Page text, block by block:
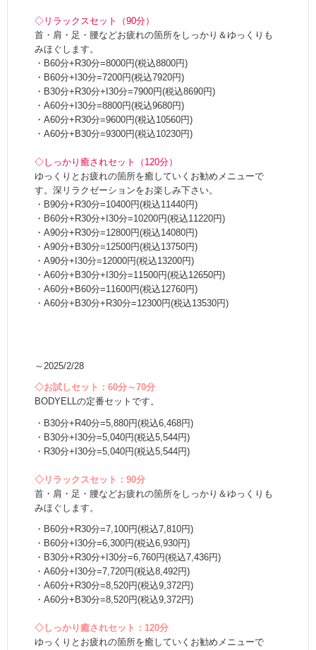
◇リラックスセット（90分）
首・肩・足・腰などお疲れの箇所をしっかり＆ゆっくりも
みほぐします。
・B60分+R30分=8000円(税込8800円)
・B60分+I30分=7200円(税込7920円)
・B30分+R30分+I30分=7900円(税込8690円)
・A60分+I30分=8800円(税込9680円)
・A60分+R30分=9600円(税込10560円)
・A60分+B30分=9300円(税込10230円)
◇しっかり癒されセット（120分）
ゆっくりとお疲れの箇所を癒していくお勧めメニューで
す。深リラクゼーションをお楽しみ下さい。
・B90分+R30分=10400円(税込11440円)
・B60分+R30分+I30分=10200円(税込11220円)
・A90分+R30分=12800円(税込14080円)
・A90分+B30分=12500円(税込13750円)
・A90分+I30分=12000円(税込13200円)
・A60分+B30分+I30分=11500円(税込12650円)
・A60分+B60分=11600円(税込12760円)
・A60分+B30分+R30分=12300円(税込13530円)
～2025/2/28
◇お試しセット：60分～70分
BODYELLの定番セットです。
・B30分+R40分=5,880円(税込6,468円)
・B30分+I30分=5,040円(税込5,544円)
・R30分+I30分=5,040円(税込5,544円)
◇リラックスセット：90分
首・肩・足・腰などお疲れの箇所をしっかり＆ゆっくりも
みほぐします。
・B60分+R30分=7,100円(税込7,810円)
・B60分+I30分=6,300円(税込6,930円)
・B30分+R30分+I30分=6,760円(税込7,436円)
・A60分+I30分=7,720円(税込8,492円)
・A60分+R30分=8,520円(税込9,372円)
・A60分+B30分=8,520円(税込9,372円)
◇しっかり癒されセット：120分
ゆっくりとお疲れの箇所を癒していくお勧めメニューで